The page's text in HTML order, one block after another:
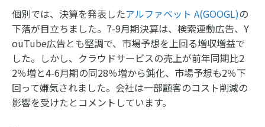
個別では、決算を発表したアルファベット A(GOOGL)の
下落が目立ちました。7-9月期決算は、検索連動広告、Y
ouTube広告とも堅調で、市場予想を上回る増収増益で
した。しかし、クラウドサービスの売上が前年同期比2
2％増と4-6月期の同28％増から鈍化、市場予想も2％下
回って嫌気されました。会社は一部顧客のコスト削減の
影響を受けたとコメントしています。